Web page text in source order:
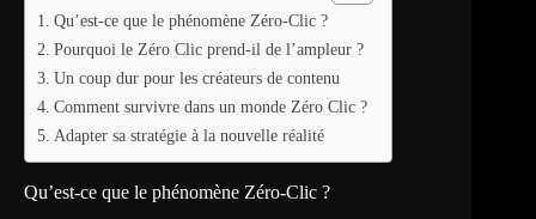
Qu’est-ce que le phénomène Zéro-Clic ?
Pourquoi le Zéro Clic prend-il de l’ampleur ?
Un coup dur pour les créateurs de contenu
Comment survivre dans un monde Zéro Clic ?
Adapter sa stratégie à la nouvelle réalité
Qu’est-ce que le phénomène Zéro-Clic ?